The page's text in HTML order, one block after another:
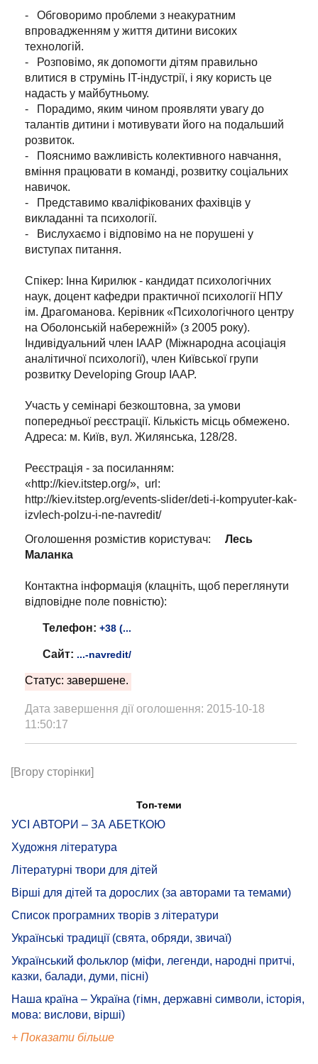
- Обговоримо проблеми з неакуратним
впровадженням у життя дитини високих
технологій.
- Розповімо, як допомогти дітям правильно
влитися в струмінь IT-індустрії, і яку користь це
надасть у майбутньому.
- Порадимо, яким чином проявляти увагу до
талантів дитини і мотивувати його на подальший
розвиток.
- Пояснимо важливість колективного навчання,
вміння працювати в команді, розвитку соціальних
навичок.
- Представимо кваліфікованих фахівців у
викладанні та психології.
- Вислухаємо і відповімо на не порушені у
виступах питання.
Спікер: Інна Кирилюк - кандидат психологічних
наук, доцент кафедри практичної психології НПУ
ім. Драгоманова. Керівник «Психологічного центру
на Оболонській набережній» (з 2005 року).
Індивідуальний член IAAP (Міжнародна асоціація
аналітичної психології), член Київської групи
розвитку Developing Group IAAP.
Участь у семінарі безкоштовна, за умови
попередньої реєстрації. Кількість місць обмежено.
Адреса: м. Київ, вул. Жилянська, 128/28.
Реєстрація - за посиланням:
«http://kiev.itstep.org/», url:
http://kiev.itstep.org/events-slider/deti-i-kompyuter-kak-
izvlech-polzu-i-ne-navredit/
Оголошення розмістив користувач:
Лесь
Маланка
Контактна інформація (клацніть, щоб переглянути
відповідне поле повністю):
Телефон: +38 (...
Сайт: ...-navredit/
Статус: завершене.
Дата завершення дії оголошення: 2015-10-18
11:50:17
[Вгору сторінки]
Топ-теми
УСІ АВТОРИ – ЗА АБЕТКОЮ
Художня література
Літературні твори для дітей
Вірші для дітей та дорослих (за авторами та темами)
Список програмних творів з літератури
Українські традиції (свята, обряди, звичаї)
Український фольклор (міфи, легенди, народні притчі,
казки, балади, думи, пісні)
Наша країна – Україна (гімн, державні символи, історія,
мова: вислови, вірші)
+ Показати більше